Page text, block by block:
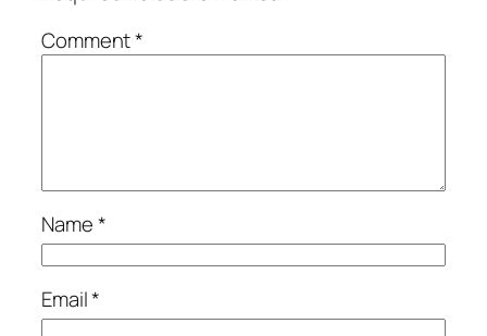
Comment*
Name*
Email*